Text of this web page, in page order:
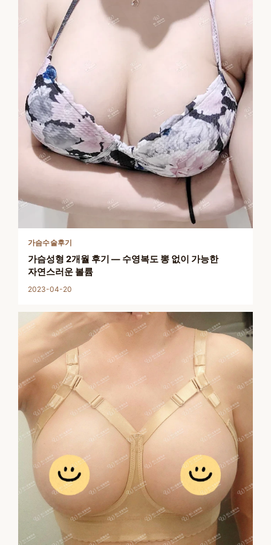
가슴수술후기
가슴성형 2개월 후기 — 수영복도 뽕 없이 가능한
자연스러운 볼륨
2023-04-20